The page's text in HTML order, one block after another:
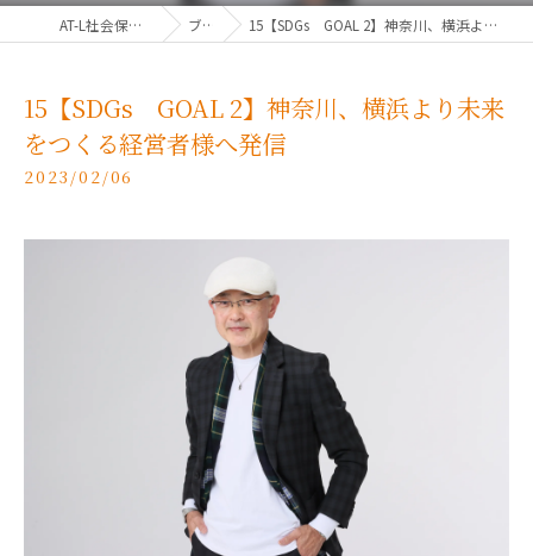
AT-L社会保険労務士法人 ブログ 15【SDGs GOAL 2】神奈川、横浜より未来をつくる経営者様へ発信
15【SDGs GOAL 2】神奈川、横浜より未来
をつくる経営者様へ発信
2023/02/06